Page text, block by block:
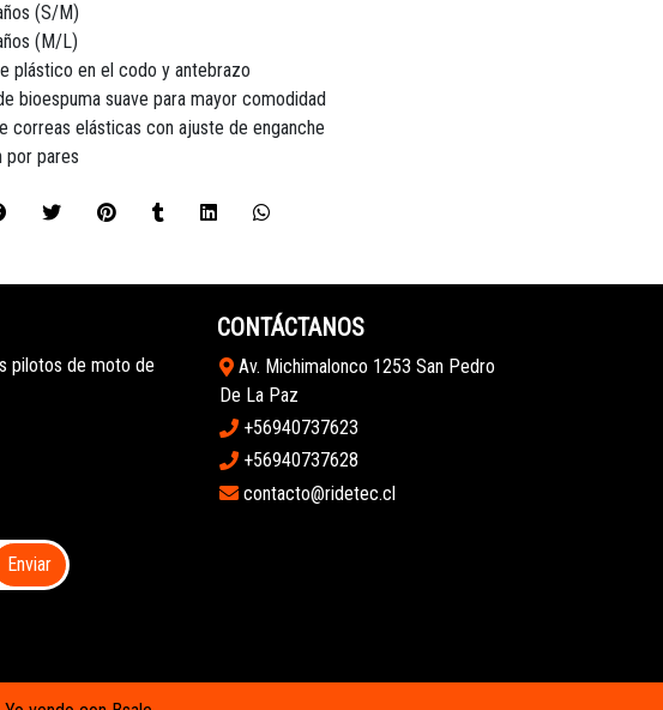
(S/M)
(M/L)
plástico en el codo y antebrazo
bioespuma suave para mayor comodidad
correas elásticas con ajuste de enganche
por pares
pilotos de moto de
CONTÁCTANOS
Av. Michimalonco 1253 San Pedro
De La Paz
+56940737623
+56940737628
contacto@ridetec.cl
Enviar